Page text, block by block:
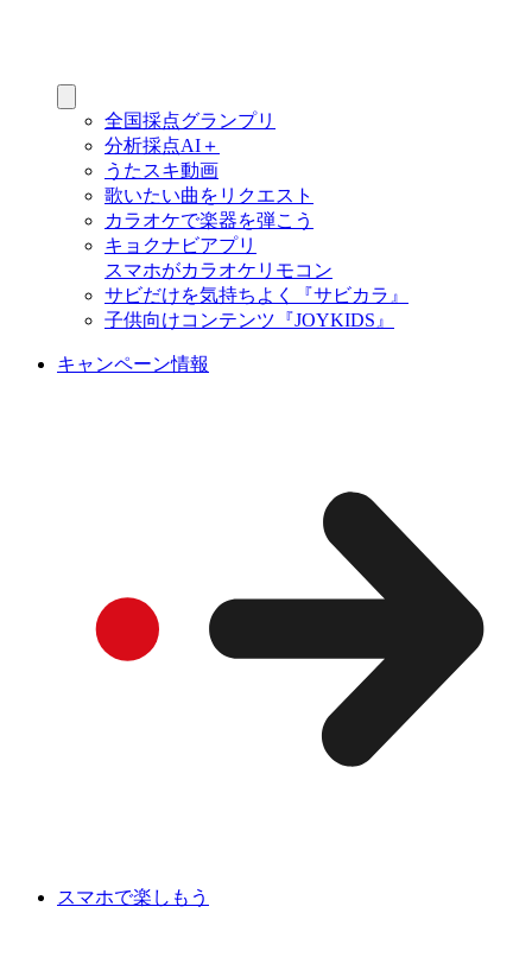
全国採点グランプリ
分析採点AI＋
うたスキ動画
歌いたい曲をリクエスト
カラオケで楽器を弾こう
キョクナビアプリ
スマホがカラオケリモコン
サビだけを気持ちよく『サビカラ』
子供向けコンテンツ『JOYKIDS』
キャンペーン情報
スマホで楽しもう